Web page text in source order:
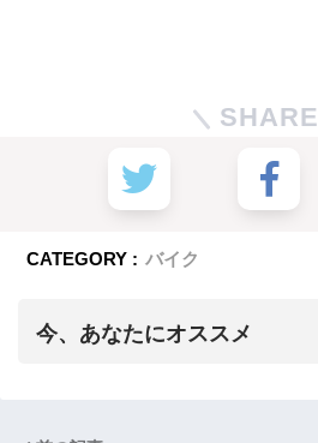
SHARE
CATEGORY : バイク
今、あなたにオススメ